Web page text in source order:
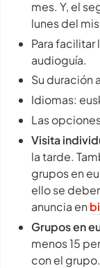
mes. Y, el
lunes del
Para facilitar
audioguía.
Su duración
Idiomas:
Las
Visita
la tarde.
grupos en
ello se
anuncia en
Grupos en
menos 15
con el